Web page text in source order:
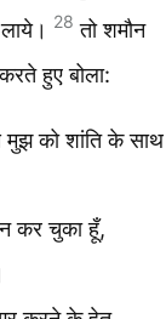
28 तो शमौन
हुए बोला:
को शांति के साथ
कर चुका हूँ,